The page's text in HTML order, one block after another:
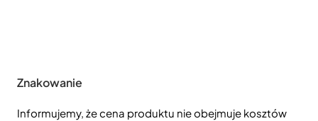
Znakowanie
Informujemy, że cena produktu nie obejmuje kosztów